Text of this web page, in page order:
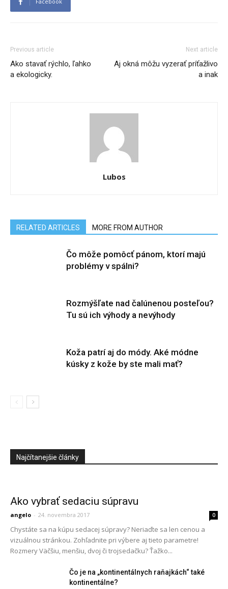
Previous article
Ako stavať rýchlo, ľahko
a ekologicky.
Next article
Aj okná môžu vyzerať príťažlivo
a inak
Lubos
RELATED ARTICLES MORE FROM AUTHOR
Čo môže pomôcť pánom, ktorí majú
problémy v spálni?
Rozmýšľate nad čalúnenou posteľou?
Tu sú ich výhody a nevýhody
Koža patrí aj do módy. Aké módne
kúsky z kože by ste mali mať?
Najčítanejšie články
Ako vybrať sedaciu súpravu
angelo - 24. novembra 2017 0
Chystáte sa na kúpu sedacej súpravy? Neriaďte sa len cenou a
vizuálnou stránkou. Zohľadnite pri výbere aj tieto parametre!
Rozmery Väčšiu, menšiu, dvoj či trojsedačku? Ťažko...
Čo je na „kontinentálnych raňajkách“ také
kontinentálne?